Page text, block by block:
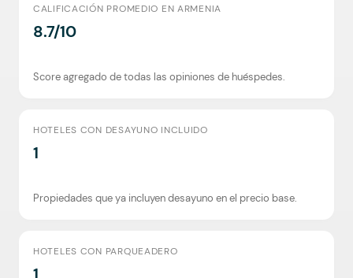
CALIFICACIÓN PROMEDIO EN ARMENIA
8.7/10
Score agregado de todas las opiniones de huéspedes.
HOTELES CON DESAYUNO INCLUIDO
1
Propiedades que ya incluyen desayuno en el precio base.
HOTELES CON PARQUEADERO